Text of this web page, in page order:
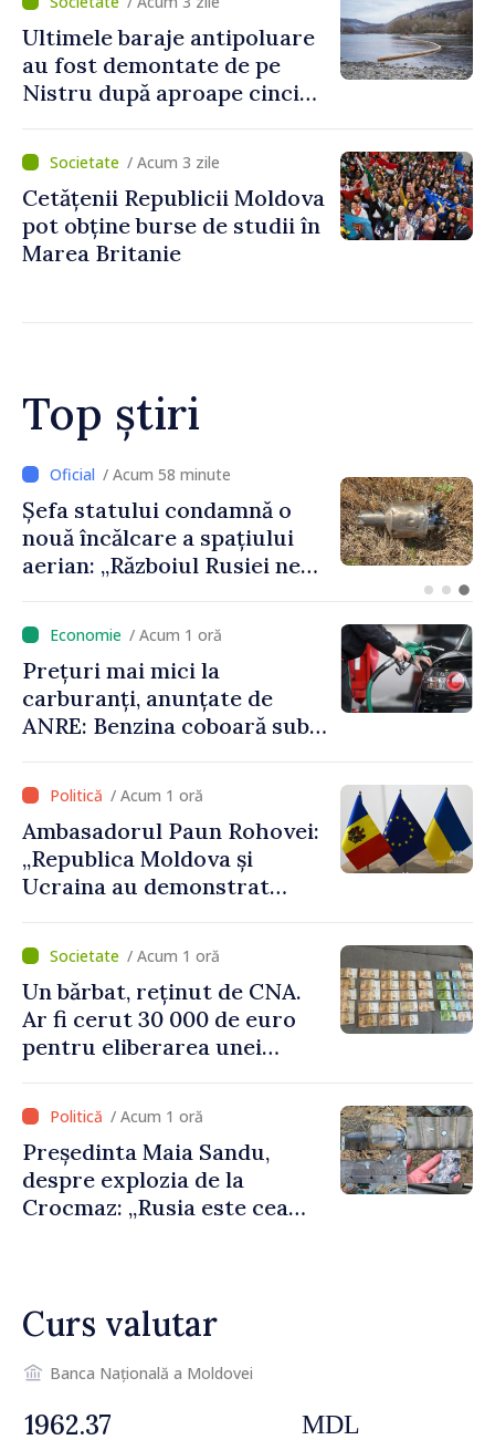
Ultimele baraje antipoluare
au fost demontate de pe
Nistru după aproape cinci
/ Acum 3 zile
Cetățenii Republicii Moldova
pot obține burse de studii în
Marea Britanie
Top știri
/ Acum 10 minute
MIDR răspunde operatorilor
de transport: „Soluțiile
aflate în consultare
beneficieze de servicii
sigure, regulate și
accesibile”
/ Acum 1 oră
Prețuri mai mici la
carburanți, anunțate de
ANRE: Benzina coboară sub
/ Acum 1 oră
Ambasadorul Paun Rohovei:
„Republica Moldova și
Ucraina au demonstrat
în procesul de integrare
europeană”/ Acum 1 oră
Un bărbat, reținut de CNA.
Ar fi cerut 30 000 de euro
pentru eliberarea unei
/ Acum 1 oră
Președinta Maia Sandu,
despre explozia de la
Crocmaz: „Rusia este cea
pericolul adus la casele
oamenilor noștri”
Curs valutar
Banca Națională a Moldovei
MDL